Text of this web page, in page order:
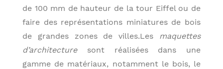
de 100 mm de hauteur de la tour Eiffel ou de
faire des représentations miniatures de bois
de grandes zones de villes.Les
maquettes
d’architecturesont réalisées dans une
gamme de matériaux, notamment le bois, le